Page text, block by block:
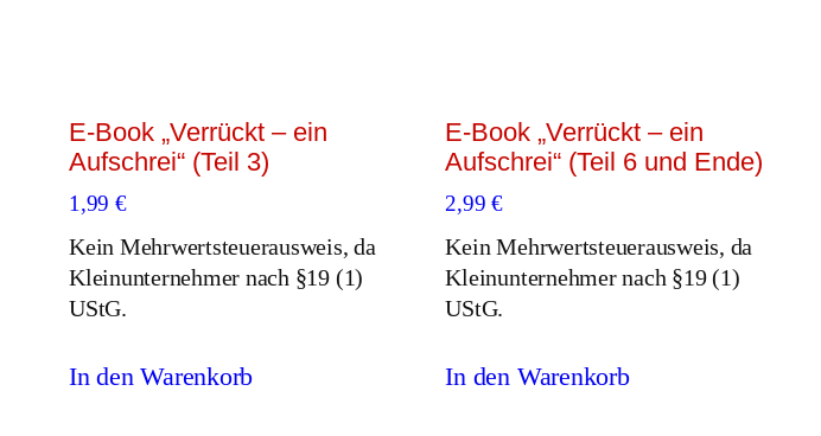
E-Book „Verrückt – ein
Aufschrei“ (Teil 3)
1,99 €
Kein Mehrwertsteuerausweis, da
Kleinunternehmer nach §19 (1)
UStG.
In den Warenkorb
E-Book „Verrückt – ein
Aufschrei“ (Teil 6 und Ende)
2,99€
Kein Mehrwertsteuerausweis, da
Kleinunternehmer nach §19 (1)
UStG.
In den Warenkorb